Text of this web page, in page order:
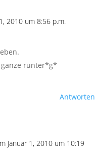
2010 um 8:56 p.m.
ganze runter*g*
Antworten
Januar 1, 2010 um 10:19